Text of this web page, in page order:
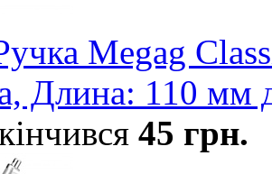
Megag
Длина: 110 мм
45 грн.